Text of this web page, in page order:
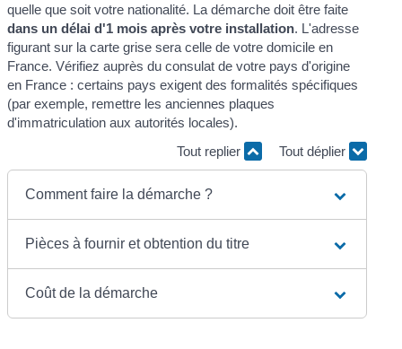
quelle que soit votre nationalité. La démarche doit être faite
dans un délai d'1 mois après votre installation. L'adresse
figurant sur la carte grise sera celle de votre domicile en
France. Vérifiez auprès du consulat de votre pays d'origine
en France : certains pays exigent des formalités spécifiques
(par exemple, remettre les anciennes plaques
d'immatriculation aux autorités locales).
Tout replier
Tout déplier
Comment faire la démarche ?
Pièces à fournir et obtention du titre
Coût de la démarche